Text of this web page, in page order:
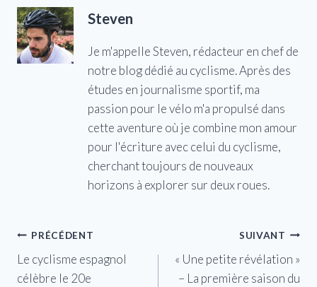
Steven
Je m'appelle Steven, rédacteur en chef de
notre blog dédié au cyclisme. Après des
études en journalisme sportif, ma
passion pour le vélo m'a propulsé dans
cette aventure où je combine mon amour
pour l'écriture avec celui du cyclisme,
cherchant toujours de nouveaux
horizons à explorer sur deux roues.
Navigation
de
PRÉCÉDENT
Le cyclisme espagnol
célèbre le 20e
SUIVANT
« Une petite révélation »
– La première saison du